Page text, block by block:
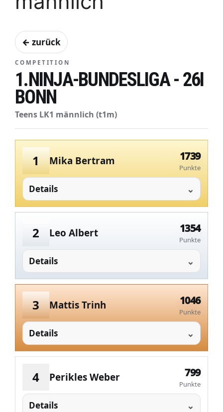
← zurück
COMPETITION
1.NINJA-BUNDESLIGA - 26I
BONN
Teens LK1 männlich (t1m)
1 Mika Bertram 1739
Punkte
Details
2 Leo Albert 1354
Punkte
Details
3 Mattis Trinh 1046
Punkte
Details
4 Perikles Weber 799
Punkte
Details